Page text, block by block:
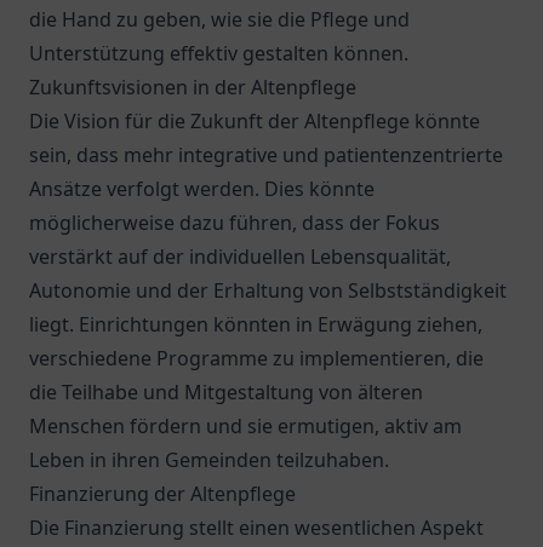
die Hand zu geben, wie sie die Pflege und
Unterstützung effektiv gestalten können.
Zukunftsvisionen in der Altenpflege
Die Vision für die Zukunft der Altenpflege könnte
sein, dass mehr integrative und patientenzentrierte
Ansätze verfolgt werden. Dies könnte
möglicherweise dazu führen, dass der Fokus
verstärkt auf der individuellen Lebensqualität,
Autonomie und der Erhaltung von Selbstständigkeit
liegt. Einrichtungen könnten in Erwägung ziehen,
verschiedene Programme zu implementieren, die
die Teilhabe und Mitgestaltung von älteren
Menschen fördern und sie ermutigen, aktiv am
Leben in ihren Gemeinden teilzuhaben.
Finanzierung der Altenpflege
Die Finanzierung stellt einen wesentlichen Aspekt